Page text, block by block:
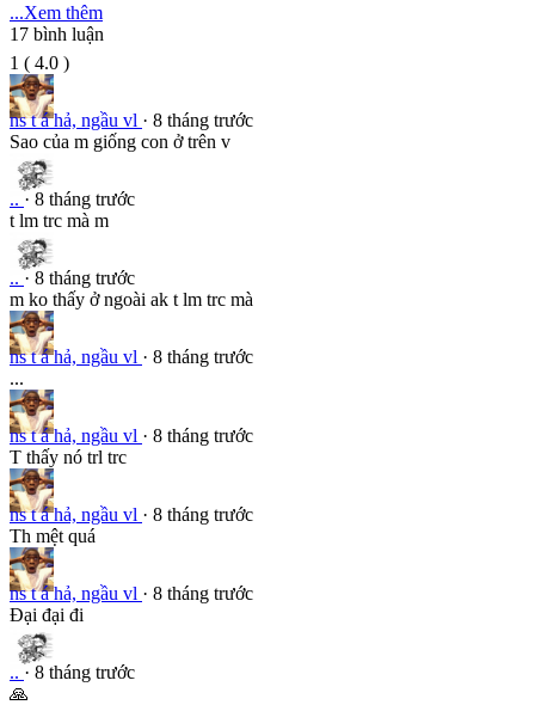
...Xem thêm
17 bình luận
1 ( 4.0 )
ns t á hả, ngầu vl · 8 tháng trước
Sao của m giống con ở trên v
.. · 8 tháng trước
t lm trc mà m
.. · 8 tháng trước
m ko thấy ở ngoài ak t lm trc mà
ns t á hả, ngầu vl · 8 tháng trước
...
ns t á hả, ngầu vl · 8 tháng trước
T thấy nó trl trc
ns t á hả, ngầu vl · 8 tháng trước
Th mệt quá
ns t á hả, ngầu vl · 8 tháng trước
Đại đại đi
.. · 8 tháng trước
🙏